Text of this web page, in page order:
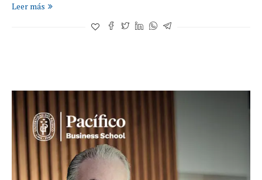
Leer más